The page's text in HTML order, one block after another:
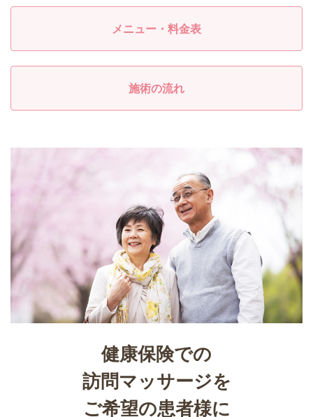
メニュー・料金表
施術の流れ
健康保険での
訪問マッサージを
ご希望の患者様に